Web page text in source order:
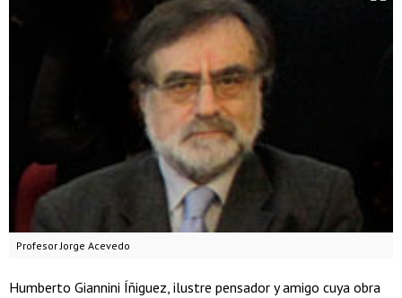
Profesor Jorge Acevedo
Humberto Giannini Íñiguez, ilustre pensador y amigo cuya obra